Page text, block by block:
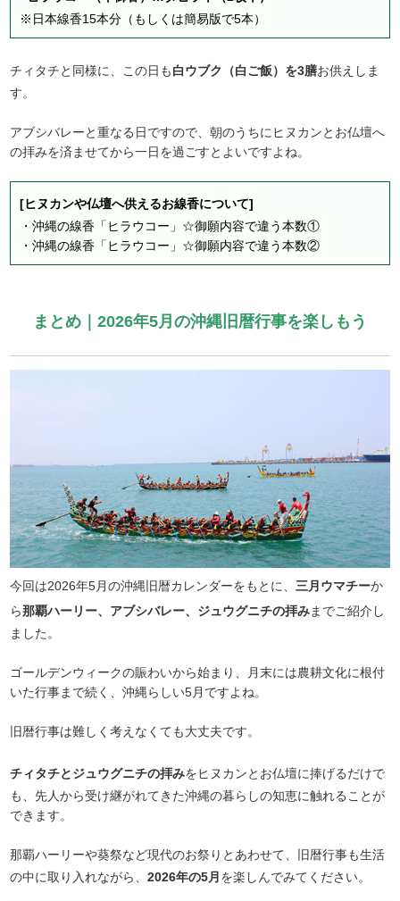
※日本線香15本分（もしくは簡易版で5本）
チィタチと同様に、この日も白ウブク（白ご飯）を3膳お供えしま
す。
アブシバレーと重なる日ですので、朝のうちにヒヌカンとお仏壇へ
の拝みを済ませてから一日を過ごすとよいですよね。
[ヒヌカンや仏壇へ供えるお線香について]
・沖縄の線香「ヒラウコー」☆御願内容で違う本数①
・沖縄の線香「ヒラウコー」☆御願内容で違う本数②
まとめ｜2026年5月の沖縄旧暦行事を楽しもう
今回は2026年5月の沖縄旧暦カレンダーをもとに、 三月ウマチーか
ら那覇ハーリー、アブシバレー、ジュウグニチの拝みまでご紹介し
ました。
ゴールデンウィークの賑わいから始まり、月末には農耕文化に根付
いた行事まで続く、沖縄らしい5月ですよね。
旧暦行事は難しく考えなくても大丈夫です。
チィタチとジュウグニチの拝みをヒヌカンとお仏壇に捧げるだけで
も、先人から受け継がれてきた沖縄の暮らしの知恵に触れることが
できます。
那覇ハーリーや葵祭など現代のお祭りとあわせて、旧暦行事も生活
の中に取り入れながら、2026年の5月を楽しんでみてください。